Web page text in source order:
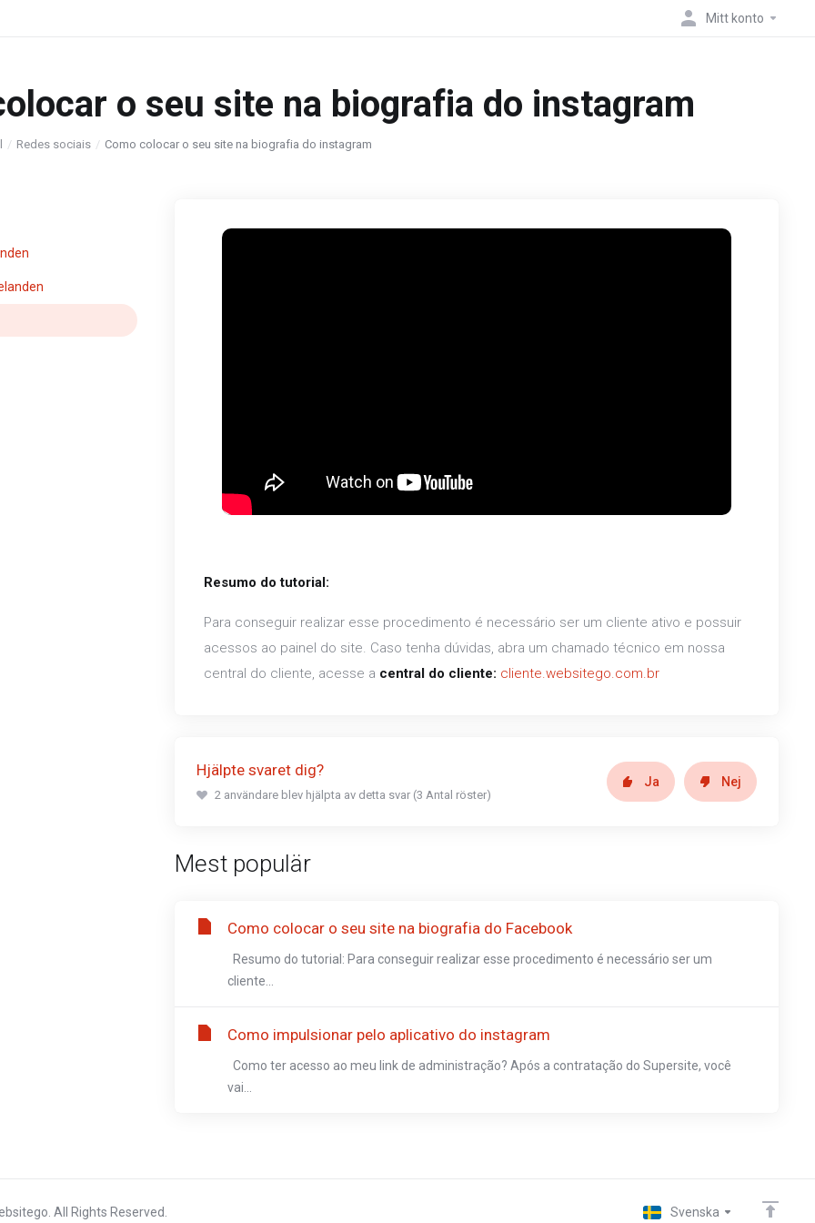
Mitt konto
o seu site na biografia do instagram
Redes sociais Como colocar o seu site na biografia do instagram
Resumo do tutorial:
Para conseguir realizar esse procedimento é necessário ser um cliente ativo e possuir
acessos ao painel do site. Caso tenha dúvidas, abra um chamado técnico em nossa
central do cliente, acesse a central do cliente: cliente.websitego.com.br
Hjälpte svaret dig?
2 användare blev hjälpta av detta svar (3 Antal röster)
Ja Nej
Mest populär
Como colocar o seu site na biografia do Facebook
Resumo do tutorial: Para conseguir realizar esse procedimento é necessário ser um
cliente...
Como impulsionar pelo aplicativo do instagram
Como ter acesso ao meu link de administração? Após a contratação do Supersite, você
vai...
All Rights Reserved. Svenska